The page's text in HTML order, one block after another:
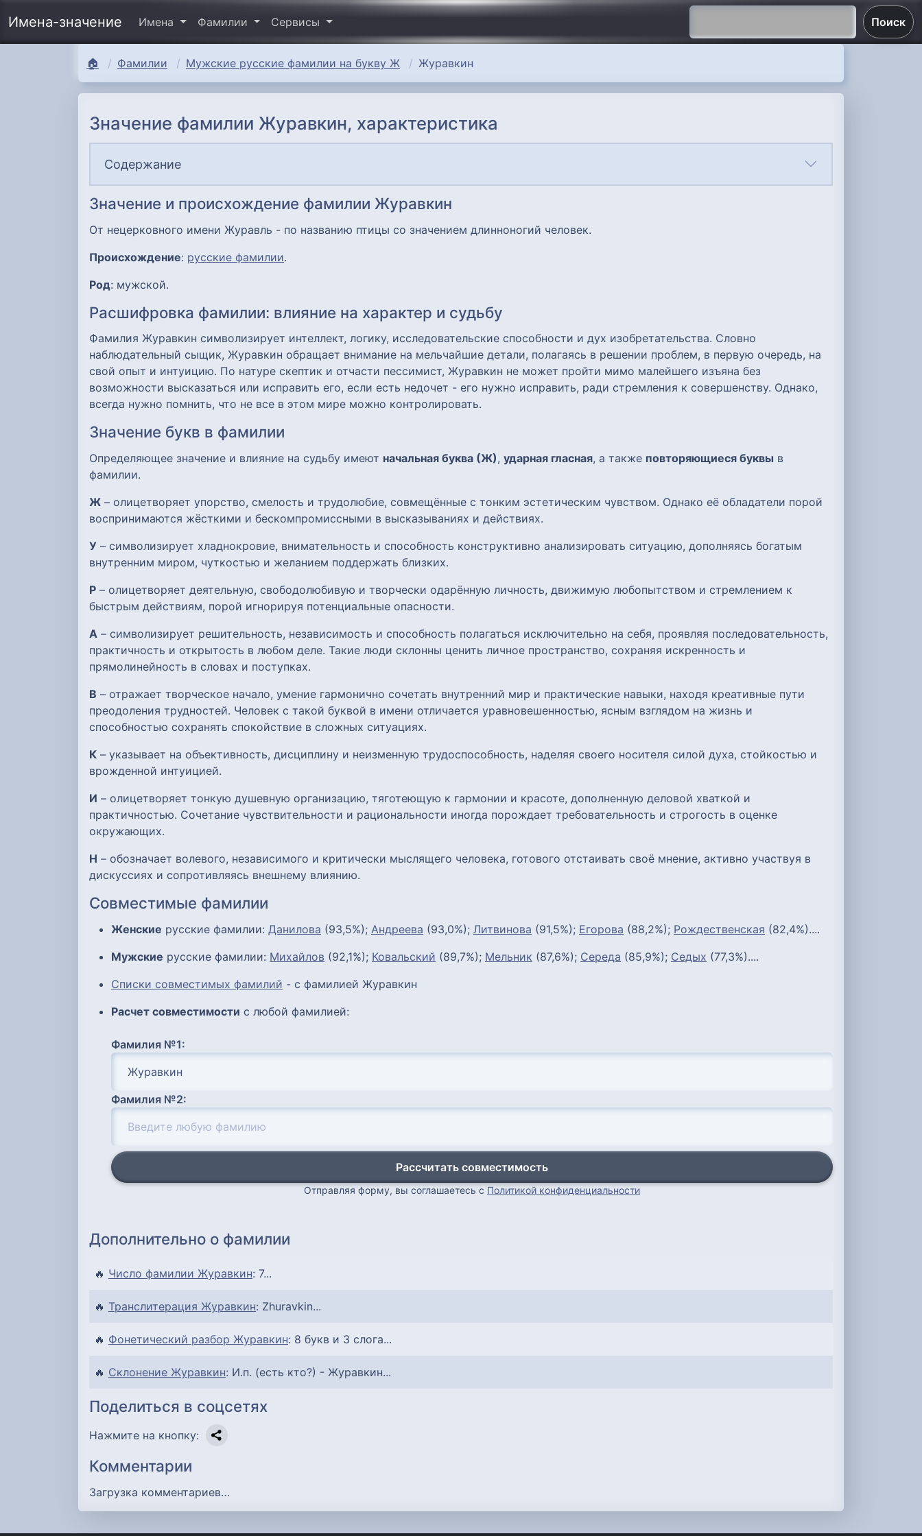
Имена-значение Имена Фамилии Сервисы Поиск
🏠 Фамилии Мужские русские фамилии на букву Ж Журавкин
Значение фамилии Журавкин, характеристика
Содержание
Значение и происхождение фамилии Журавкин
От нецерковного имени Журавль - по названию птицы со значением длинноногий человек.
Происхождение: русские фамилии.
Род: мужской.
Расшифровка фамилии: влияние на характер и судьбу
Фамилия Журавкин символизирует интеллект, логику, исследовательские способности и дух изобретательства. Словно
наблюдательный сыщик, Журавкин обращает внимание на мельчайшие детали, полагаясь в решении проблем, в первую очередь, на
свой опыт и интуицию. По натуре скептик и отчасти пессимист, Журавкин не может пройти мимо малейшего изъяна без
возможности высказаться или исправить его, если есть недочет - его нужно исправить, ради стремления к совершенству. Однако,
всегда нужно помнить, что не все в этом мире можно контролировать.
Значение букв в фамилии
Определяющее значение и влияние на судьбу имеют начальная буква (Ж), ударная гласная, а также повторяющиеся буквы в
фамилии.
Ж – олицетворяет упорство, смелость и трудолюбие, совмещённые с тонким эстетическим чувством. Однако её обладатели порой
воспринимаются жёсткими и бескомпромиссными в высказываниях и действиях.
У – символизирует хладнокровие, внимательность и способность конструктивно анализировать ситуацию, дополняясь богатым
внутренним миром, чуткостью и желанием поддержать близких.
Р – олицетворяет деятельную, свободолюбивую и творчески одарённую личность, движимую любопытством и стремлением к
быстрым действиям, порой игнорируя потенциальные опасности.
А – символизирует решительность, независимость и способность полагаться исключительно на себя, проявляя последовательность,
практичность и открытость в любом деле. Такие люди склонны ценить личное пространство, сохраняя искренность и
прямолинейность в словах и поступках.
В – отражает творческое начало, умение гармонично сочетать внутренний мир и практические навыки, находя креативные пути
преодоления трудностей. Человек с такой буквой в имени отличается уравновешенностью, ясным взглядом на жизнь и
способностью сохранять спокойствие в сложных ситуациях.
К – указывает на объективность, дисциплину и неизменную трудоспособность, наделяя своего носителя силой духа, стойкостью и
врожденной интуицией.
И – олицетворяет тонкую душевную организацию, тяготеющую к гармонии и красоте, дополненную деловой хваткой и
практичностью. Сочетание чувствительности и рациональности иногда порождает требовательность и строгость в оценке
окружающих.
Н – обозначает волевого, независимого и критически мыслящего человека, готового отстаивать своё мнение, активно участвуя в
дискуссиях и сопротивляясь внешнему влиянию.
Совместимые фамилии
Женские русские фамилии: Данилова (93,5%); Андреева (93,0%); Литвинова (91,5%); Егорова (88,2%); Рождественская (82,4%)....
Мужские русские фамилии: Михайлов (92,1%); Ковальский (89,7%); Мельник (87,6%); Середа (85,9%); Седых (77,3%)....
Списки совместимых фамилий - с фамилией Журавкин
Расчет совместимости с любой фамилией:
Фамилия №1:
Фамилия №2:
Рассчитать совместимость
Отправляя форму, вы соглашаетесь с Политикой конфиденциальности
Дополнительно о фамилии
🔥 Число фамилии Журавкин: 7...
🔥 Транслитерация Журавкин: Zhuravkin...
🔥 Фонетический разбор Журавкин: 8 букв и 3 слога...
🔥 Склонение Журавкин: И.п. (есть кто?) - Журавкин...
Поделиться в соцсетях
Нажмите на кнопку:
Комментарии
Загрузка комментариев…